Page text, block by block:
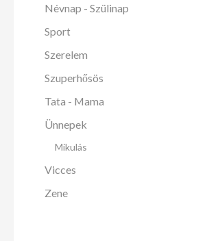
Névnap - Szülinap
Sport
Szerelem
Szuperhősös
Tata - Mama
Ünnepek
Mikulás
Vicces
Zene